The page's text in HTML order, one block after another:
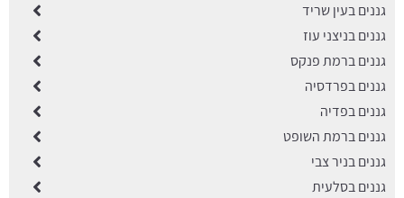
גננים בעין שריד
גננים בניצני עוז
גננים ברמת פנקס
גננים בפרדסיה
גננים בפדיה
גננים ברמת השופט
גננים בניר צבי
גננים בסלעית